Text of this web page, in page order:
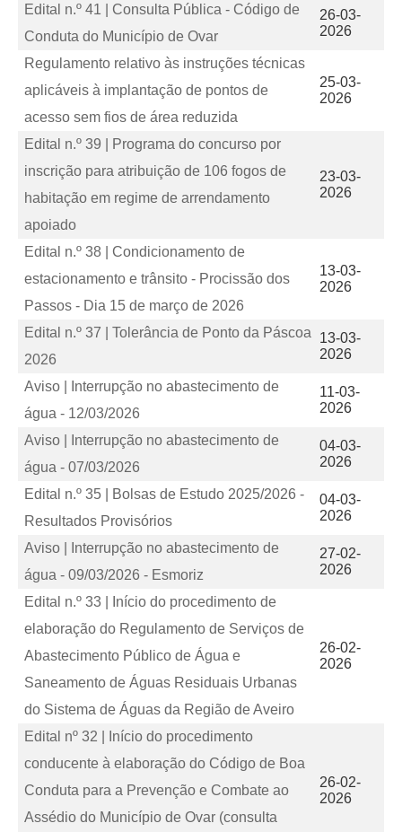
Edital n.º 41 | Consulta Pública - Código de
Conduta do Município de Ovar
26-03-
2026
Regulamento relativo às instruções técnicas
aplicáveis à implantação de pontos de
acesso sem fios de área reduzida
25-03-
2026
Edital n.º 39 | Programa do concurso por
inscrição para atribuição de 106 fogos de
habitação em regime de arrendamento
apoiado
23-03-
2026
Edital n.º 38 | Condicionamento de
estacionamento e trânsito - Procissão dos
Passos - Dia 15 de março de 2026
13-03-
2026
Edital n.º 37 | Tolerância de Ponto da Páscoa
2026
13-03-
2026
Aviso | Interrupção no abastecimento de
água - 12/03/2026
11-03-
2026
Aviso | Interrupção no abastecimento de
água - 07/03/2026
04-03-
2026
Edital n.º 35 | Bolsas de Estudo 2025/2026 -
Resultados Provisórios
04-03-
2026
Aviso | Interrupção no abastecimento de
água - 09/03/2026 - Esmoriz
27-02-
2026
Edital n.º 33 | Início do procedimento de
elaboração do Regulamento de Serviços de
Abastecimento Público de Água e
Saneamento de Águas Residuais Urbanas
do Sistema de Águas da Região de Aveiro
26-02-
2026
Edital nº 32 | Início do procedimento
conducente à elaboração do Código de Boa
Conduta para a Prevenção e Combate ao
Assédio do Município de Ovar (consulta
26-02-
2026